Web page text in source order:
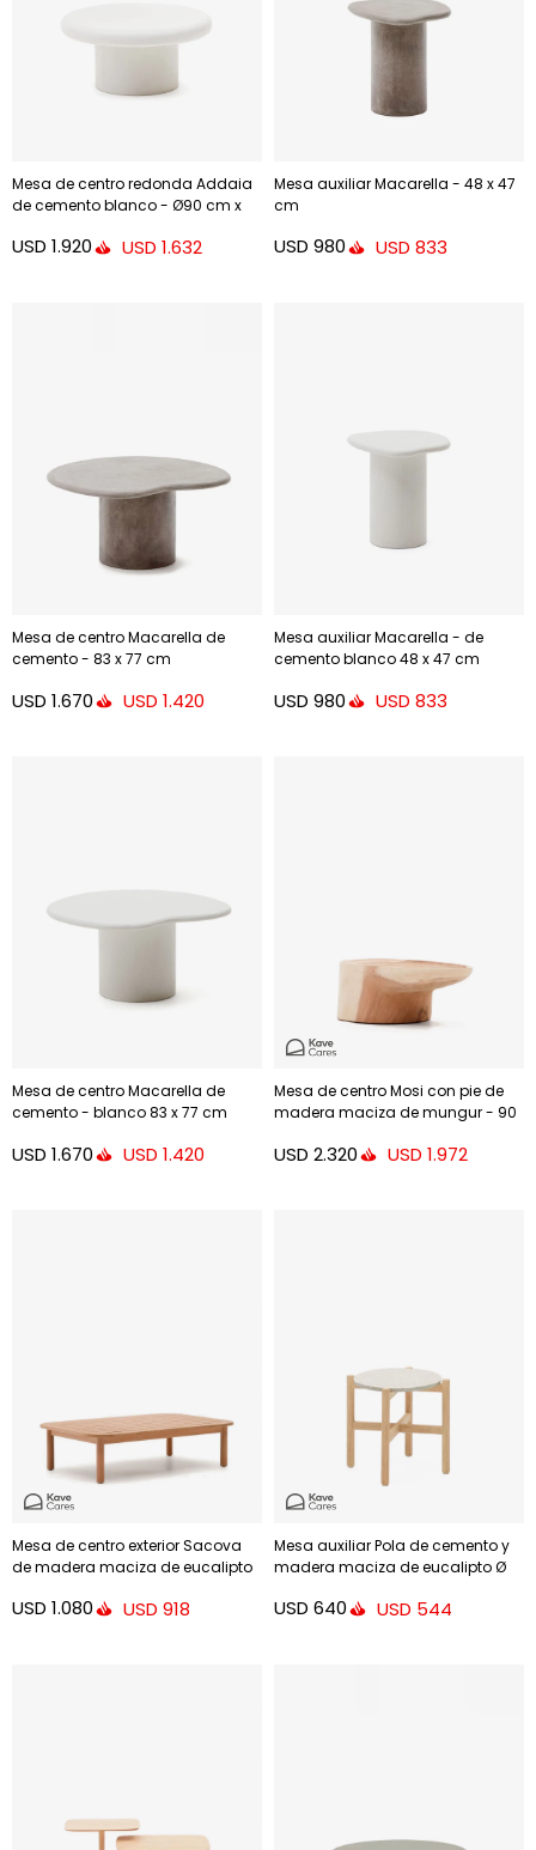
Mesa de centro redonda Addaia
de cemento blanco - Ø90 cm x
USD 1.920 USD 1.632
Mesa auxiliar Macarella - 48 x 47
cm
USD 980 USD 833
Mesa de centro Macarella de
cemento - 83 x 77 cm
USD 1.670 USD 1.420
Mesa auxiliar Macarella - de
cemento blanco 48 x 47 cm
USD 980 USD 833
Mesa de centro Macarella de
cemento - blanco 83 x 77 cm
USD 1.670 USD 1.420
Mesa de centro Mosi con pie de
madera maciza de mungur - 90
USD 2.320 USD 1.972
Mesa de centro exterior Sacova
de madera maciza de eucalipto
USD 1.080 USD 918
Mesa auxiliar Pola de cemento y
madera maciza de eucalipto Ø
USD 640 USD 544